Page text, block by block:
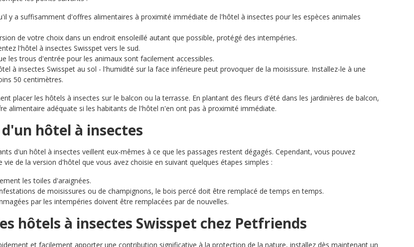
y a suffisamment d'offres alimentaires à proximité immédiate de l'hôtel à insectes pour les espèces animales
de votre choix dans un endroit ensoleillé autant que possible, protégé des intempéries.
l'hôtel à insectes Swisspet vers le sud.
les trous d'entrée pour les animaux sont facilement accessibles.
à insectes Swisspet au sol - l'humidité sur la face inférieure peut provoquer de la moisissure. Installez-le à une
50 centimètres.
placer les hôtels à insectes sur le balcon ou la terrasse. En plantant des fleurs d'été dans les jardinières de balcon,
alimentaire adéquate si les habitants de l'hôtel n'en ont pas à proximité immédiate.
hôtel à insectes
d'un hôtel à insectes veillent eux-mêmes à ce que les passages restent dégagés. Cependant, vous pouvez
vie de la version d'hôtel que vous avez choisie en suivant quelques étapes simples :
les toiles d'araignées.
de moisissures ou de champignons, le bois percé doit être remplacé de temps en temps.
par les intempéries doivent être remplacées par de nouvelles.
hôtels à insectes Swisspet chez Petfriends
et facilement apporter une contribution significative à la protection de la nature, installez dès maintenant un